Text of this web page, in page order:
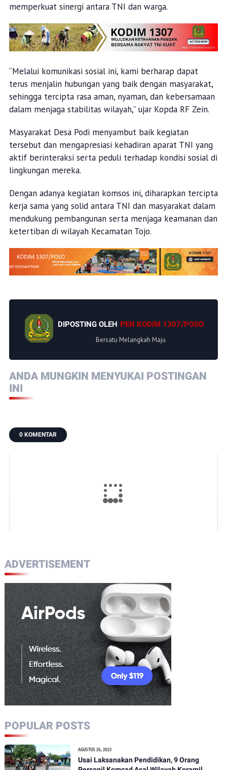
memperkuat sinergi antara TNI dan warga.
“Melalui komunikasi sosial ini, kami berharap dapat
terus menjalin hubungan yang baik dengan masyarakat,
sehingga tercipta rasa aman, nyaman, dan kebersamaan
dalam menjaga stabilitas wilayah,” ujar Kopda RF Zein.
Masyarakat Desa Podi menyambut baik kegiatan
tersebut dan mengapresiasi kehadiran aparat TNI yang
aktif berinteraksi serta peduli terhadap kondisi sosial di
lingkungan mereka.
Dengan adanya kegiatan komsos ini, diharapkan tercipta
kerja sama yang solid antara TNI dan masyarakat dalam
mendukung pembangunan serta menjaga keamanan dan
ketertiban di wilayah Kecamatan Tojo.
DIPOSTING OLEH PEN KODIM 1307/POSO
Bersatu Melangkah Maju
ANDA MUNGKIN MENYUKAI POSTINGAN
INI
0 KOMENTAR
ADVERTISEMENT
POPULAR POSTS
AGUSTUS 26, 2023
Usai Laksanakan Pendidikan, 9 Orang